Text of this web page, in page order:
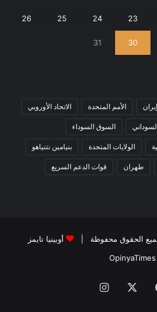
23
24
25
26
30
31
إيران الأمم المتحدة الاتحاد الأوروبي
السوق السوداء
الولايات المتحدة بنيامين نتنياهو
طهران قوات الدعم السريع
أوبينيا تايمز
OpinyaTimes
فيسبوك انستقرام